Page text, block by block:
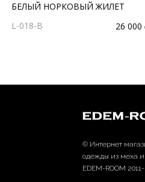
БЕЛЫЙ НОРКОВЫЙ ЖИЛЕТ
L-018-B
26 000
© Интернет
одежды из меха
EDEM-ROOM